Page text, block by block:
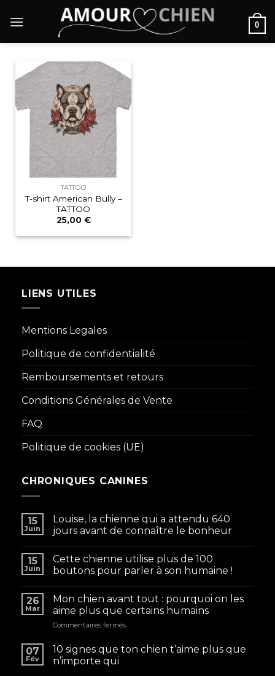
au
0
TATTOO
T-shirt American Bully –
TATTOO
25,00 €
LIENS UTILES
Mentions Legales
Politique de confidentialité
Remboursements et retours
Conditions Générales de Vente
FAQ
Politique de cookies (UE)
CHRONIQUES CANINES
15
Juin
Louise, la chienne qui a attendu 640
jours avant de connaître le bonheur
15
Juin
Cette chienne utilise plus de 100
boutons pour parler à son humaine !
26
Mar
Mon chien avant tout : pourquoi on les
aime plus que certains humains
Commentaires ferméssur
avant
07
Fév
10 signes que ton chien t’aime plus que
n’importe qui